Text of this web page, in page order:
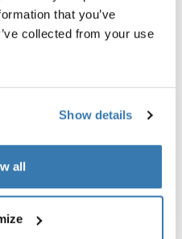
that you’ve
collected from your use
Show details
all